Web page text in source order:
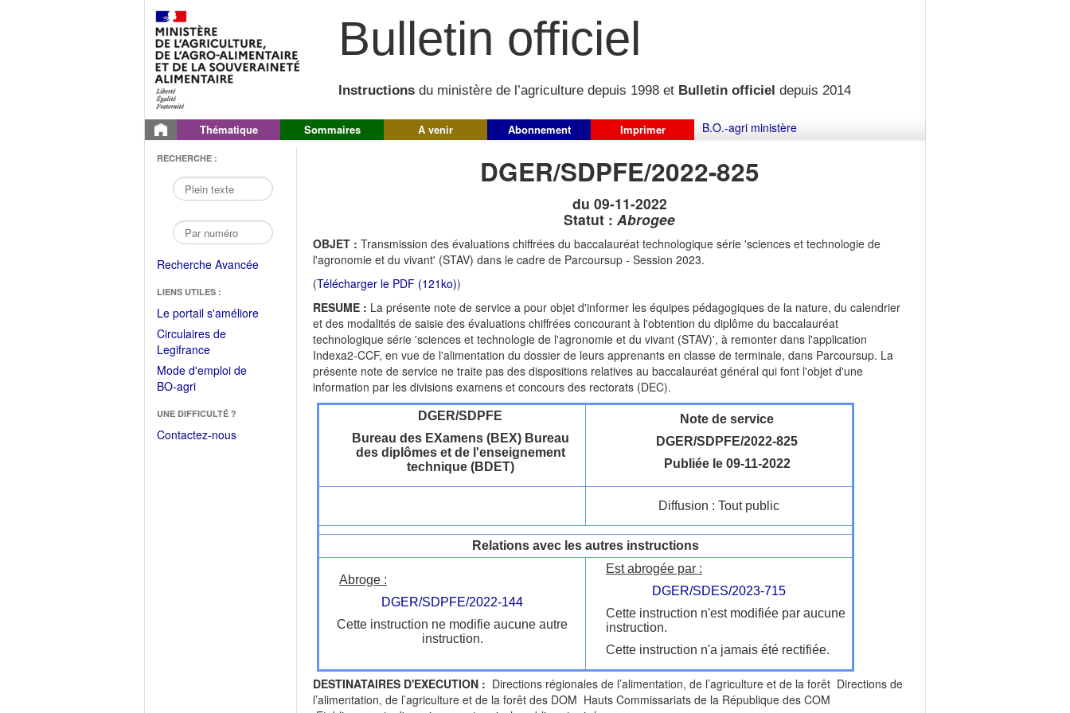
Bulletin officiel
Instructions du ministère de l’agriculture depuis 1998 et Bulletin officiel depuis 2014
Thématique Sommaires A venir Abonnement Imprimer B.O.-agri ministère
RECHERCHE :
Recherche Avancée
LIENS UTILES :
Le portail s'améliore(Fichier
Circulaires de
Legifrance(Ouvrir
dans
une
fenêtre)
Mode d'emploi de
BO-agri(Ouvrir
une
nouvelle
UNE DIFFICULTÉ ?
Contactez-nous
DGER/SDPFE/2022-825
du 09-11-2022
Statut : Abrogee
OBJET : Transmission des évaluations chiffrées du baccalauréat technologique série 'sciences et technologie de
l'agronomie et du vivant' (STAV) dans le cadre de Parcoursup - Session 2023.
(Télécharger le PDF (121ko))
RESUME : La présente note de service a pour objet d'informer les équipes pédagogiques de la nature, du calendrier
et des modalités de saisie des évaluations chiffrées concourant à l'obtention du diplôme du baccalauréat
technologique série 'sciences et technologie de l'agronomie et du vivant (STAV)', à remonter dans l'application
Indexa2-CCF, en vue de l'alimentation du dossier de leurs apprenants en classe de terminale, dans Parcoursup. La
présente note de service ne traite pas des dispositions relatives au baccalauréat général qui font l'objet d'une
information par les divisions examens et concours des rectorats (DEC).
DGER/SDPFE
Bureau des EXamens (BEX) Bureau
des diplômes et de l'enseignement
technique (BDET)
Note de service
DGER/SDPFE/2022-825
Publiée le 09-11-2022
Diffusion : Tout public
Relations avec les autres instructions
Abroge :
DGER/SDPFE/2022-144
Cette instruction ne modifie aucune autre
instruction.
Est abrogée par :
DGER/SDES/2023-715
Cette instruction n'est modifiée par aucune
instruction.
Cette instruction n'a jamais été rectifiée.
DESTINATAIRES D'EXECUTION : Directions régionales de l’alimentation, de l’agriculture et de la forêt Directions de
l’alimentation, de l’agriculture et de la forêt des DOM Hauts Commissariats de la République des COM